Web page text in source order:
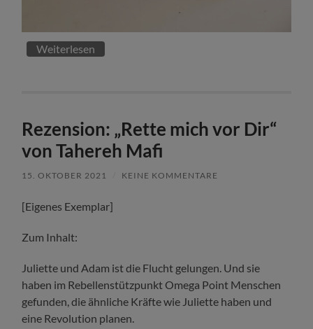
Weiterlesen
Rezension: „Rette mich vor Dir“
von Tahereh Mafi
15. OKTOBER 2021 KEINE KOMMENTARE
[Eigenes Exemplar]
Zum Inhalt:
Juliette und Adam ist die Flucht gelungen. Und sie
haben im Rebellenstützpunkt Omega Point Menschen
gefunden, die ähnliche Kräfte wie Juliette haben und
eine Revolution planen.